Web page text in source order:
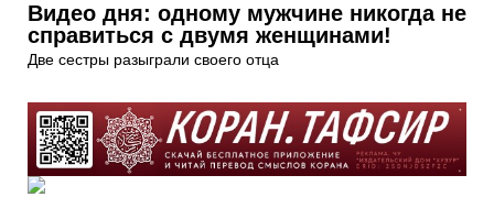
Видео дня: одному мужчине никогда не
справиться с двумя женщинами!
Две сестры разыграли своего отца